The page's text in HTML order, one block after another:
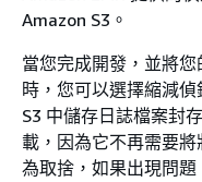
Amazon S3。
當您完成開發，並將
時，您可以選擇縮減
S3 中儲存日誌檔案封
載，因為它不再需要
為取捨，如果出現問